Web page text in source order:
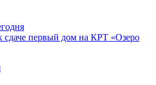
сдаче первый дом на КРТ «Озеро